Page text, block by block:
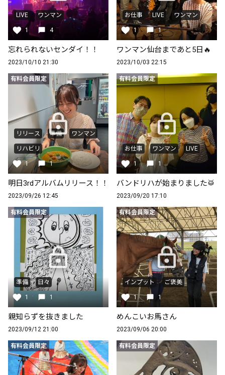
LIVE ワンマン
1 4
忘れられないセンダイ！！
2023/10/10 21:30
お仕事 LIVE ワンマン
1 1
ワンマン仙台まであと5日🔥
2023/10/03 22:15
有料会員限定
リリース 準備 ワンマン
リハビリ
1 1
明日3rdアルバムリリース！！
2023/09/26 12:45
有料会員限定
お仕事 ワンマン LIVE
1 1
バンドリハが始まりました🥁
2023/09/20 17:10
有料会員限定
準備 日々
1 1
親知らずを抜きました
2023/09/12 21:00
有料会員限定
インプット ご褒美
1 1
めんこいお馬さん
2023/09/06 20:00
有料会員限定 有料会員限定